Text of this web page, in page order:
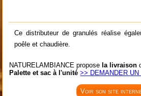
Ce distributeur de granulés réalise
poêle et chaudière.
NATURELAMBIANCE propose la livraison
Palette et sac à l'unité >> DEMANDER UN
Voir son site